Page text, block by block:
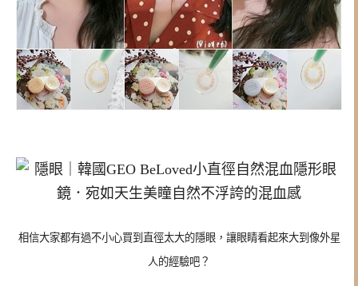
相信大家都有過不小心買到直徑太大的隱眼，讓眼睛看起來大到像外星
人的經驗吧？